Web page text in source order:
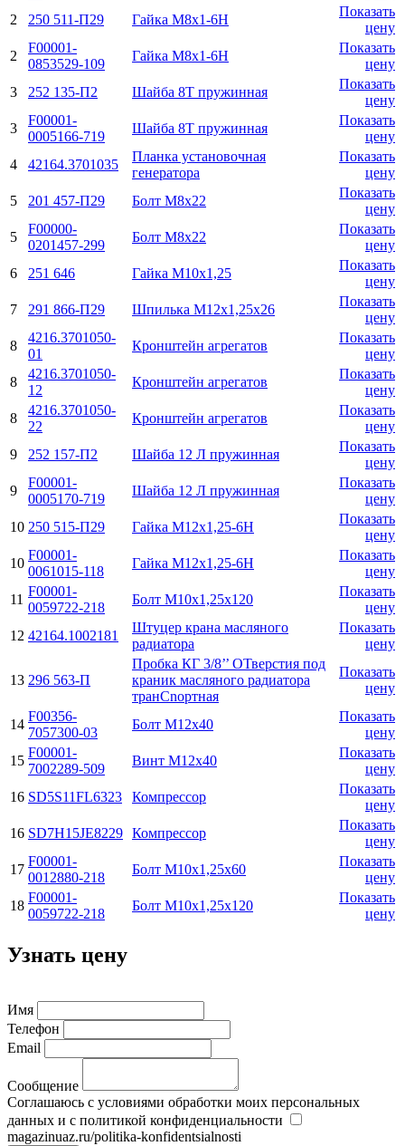
2
250 511-П29 Гайка М8х1-6H
Показать
цену
2
F00001-
0853529-109
Гайка М8х1-6H
Показать
цену
3
252 135-П2 Шайба 8Т пружинная
Показать
цену
3
F00001-
0005166-719
Шайба 8Т пружинная
Показать
цену
4
42164.3701035
Планка установочная
генератора
Показать
цену
5
201 457-П29 Болт М8х22
Показать
цену
5
F00000-
0201457-299
Болт М8х22
Показать
цену
6
251 646 Гайка М10х1,25
Показать
цену
7
291 866-П29 Шпилька М12х1,25х26
Показать
цену
8
4216.3701050-
01
Кронштейн агрегатов
Показать
цену
8
4216.3701050-
12
Кронштейн агрегатов
Показать
цену
8
4216.3701050-
22
Кронштейн агрегатов
Показать
цену
9
252 157-П2 Шайба 12 Л пружинная
Показать
цену
9
F00001-
0005170-719
Шайба 12 Л пружинная
Показать
цену
10 250 515-П29 Гайка М12х1,25-6H
Показать
цену
10
F00001-
0061015-118
Гайка М12х1,25-6H
Показать
цену
11
F00001-
0059722-218
Болт М10х1,25х120
Показать
цену
12 42164.1002181
Штуцер крана масляного
радиатора
Показать
цену
13 296 563-П
Пробка КГ 3/8’’ ОТверстия под
краник масляного радиатора
транCnортная
Показать
цену
14
F00356-
7057300-03
Болт М12х40
Показать
цену
15
F00001-
7002289-509
Винт М12x40
Показать
цену
16 SD5S11FL6323 Компрессор
Показать
цену
16 SD7H15JE8229 Компрессор
Показать
цену
17
F00001-
0012880-218
Болт М10х1,25х60
Показать
цену
18
F00001-
0059722-218
Болт М10х1,25х120
Показать
цену
Узнать цену
Имя
Телефон
Email
Сообщение
Соглашаюсь с условиями обработки моих персональных
данных и с политикой конфиденциальности
magazinuaz.ru/politika-konfidentsialnosti